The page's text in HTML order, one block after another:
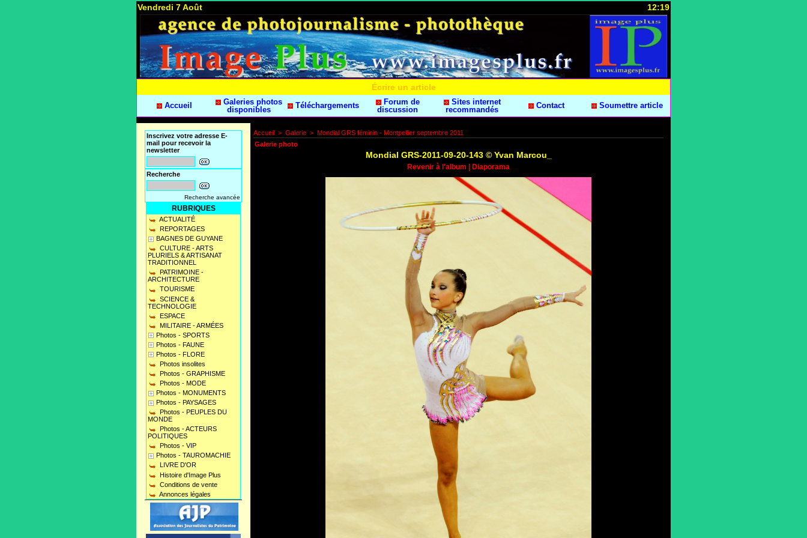
Vendredi 7 Août 12:19
Écrire un article
Accueil
Galeries photos
disponibles
Téléchargements
Forum de
discussion
Sites internet
recommandés
Contact Soumettre article
Inscrivez votre adresse E-
mail pour recevoir la
newsletter
Recherche
Recherche avancée
RUBRIQUES
ACTUALITÉ
REPORTAGES
BAGNES DE GUYANE
CULTURE - ARTS
PLURIELS & ARTISANAT
TRADITIONNEL
PATRIMOINE -
ARCHITECTURE
TOURISME
SCIENCE &
TECHNOLOGIE
ESPACE
MILITAIRE - ARMÉES
Photos - SPORTS
Photos - FAUNE
Photos - FLORE
Photos insolites
Photos - GRAPHISME
Photos - MODE
Photos - MONUMENTS
Photos - PAYSAGES
Photos - PEUPLES DU
MONDE
Photos - ACTEURS
POLITIQUES
Photos - VIP
Photos - TAUROMACHIE
LIVRE D'OR
Histoire d'Image Plus
Conditions de vente
Annonces légales
Accueil > Galerie > Mondial GRS féminin - Montpellier septembre 2011
Galerie photo
Mondial GRS-2011-09-20-143 © Yvan Marcou_
Revenir à l'album Diaporama